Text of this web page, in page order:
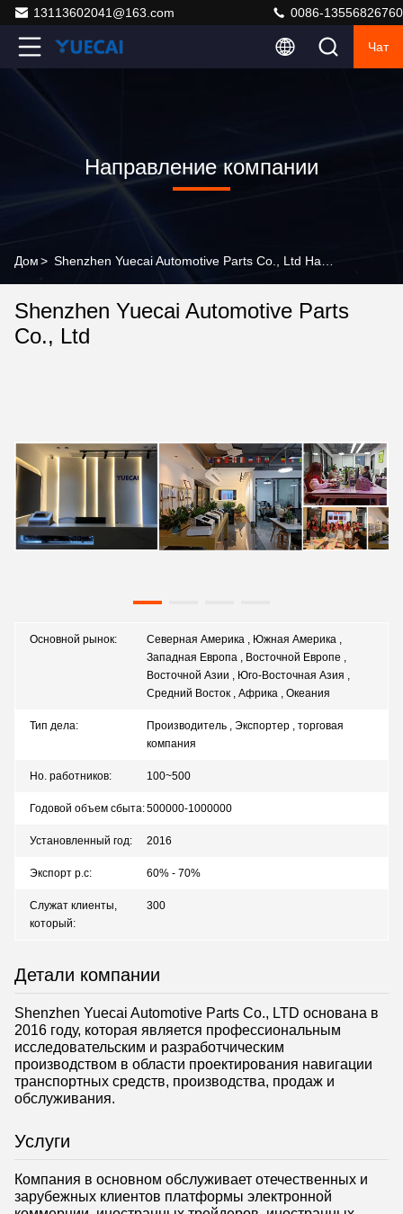
13113602041@163.com 0086-13556826760
Чат
Направление компании
Дом>
Shenzhen Yuecai Automotive Parts
Co., Ltd
Основной рынок:
Северная Америка , Южная Америка ,
Западная Европа , Восточной Европе ,
Восточной Азии , Юго-Восточная Азия ,
Средний Восток , Африка , Океания
Тип дела:
Производитель , Экспортер , торговая
компания
Но. работников: 100~500
Годовой объем сбыта:500000-1000000
Установленный год: 2016
Экспорт p.c: 60% - 70%
Служат клиенты,
который:
300
Детали компании
Shenzhen Yuecai Automotive Parts Co., LTD основана в
2016 году, которая является профессиональным
исследовательским и разработчическим
производством в области проектирования навигации
транспортных средств, производства, продаж и
обслуживания.
Услуги
Компания в основном обслуживает отечественных и
зарубежных клиентов платформы электронной